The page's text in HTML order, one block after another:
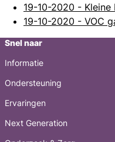
19-10-2020 - Kleine
19-10-2020 - VOC
Snel naar
Informatie
Ondersteuning
Ervaringen
Next Generation